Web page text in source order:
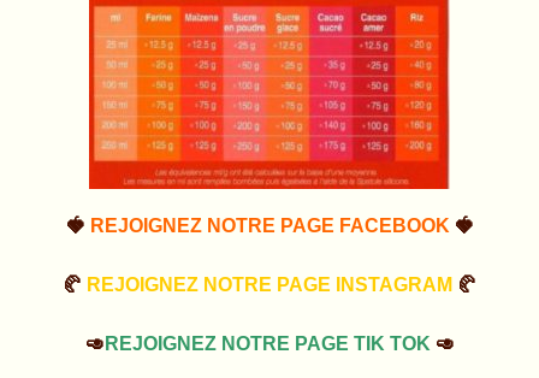
🍓 REJOIGNEZ NOTRE PAGE FACEBOOK 🍓
🥐 REJOIGNEZ NOTRE PAGE INSTAGRAM 🥐
🥑 REJOIGNEZ NOTRE PAGE TIK TOK 🥑